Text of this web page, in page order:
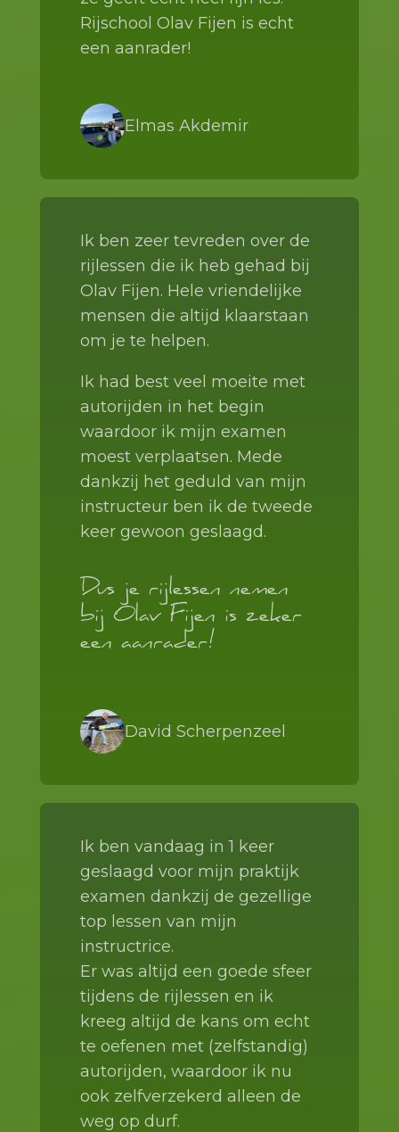
Rijschool Olav Fijen is echt
een aanrader!
Elmas Akdemir
Ik ben zeer tevreden over de
rijlessen die ik heb gehad bij
Olav Fijen. Hele vriendelijke
mensen die altijd klaarstaan
om je te helpen.
Ik had best veel moeite met
autorijden in het begin
waardoor ik mijn examen
moest verplaatsen. Mede
dankzij het geduld van mijn
instructeur ben ik de tweede
keer gewoon geslaagd.
Dus je rijlessen nemen
bij Olav Fijen is zeker
een aanrader!
David Scherpenzeel
Ik ben vandaag in 1 keer
geslaagd voor mijn praktijk
examen dankzij de gezellige
top lessen van mijn
instructrice.
Er was altijd een goede sfeer
tijdens de rijlessen en ik
kreeg altijd de kans om echt
te oefenen met (zelfstandig)
autorijden, waardoor ik nu
ook zelfverzekerd alleen de
weg op durf.